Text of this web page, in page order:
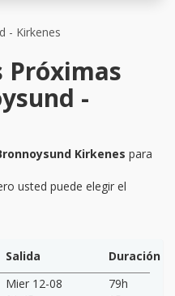
- Kirkenes
Próximas
-
Kirkenes para
usted puede elegir el
Salida
Duración
Mier 12-08
79h